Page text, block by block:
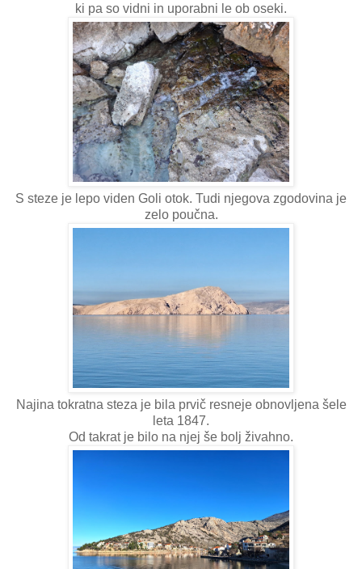
ki pa so vidni in uporabni le ob oseki.
S steze je lepo viden Goli otok. Tudi njegova zgodovina je
zelo poučna.
Najina tokratna steza je bila prvič resneje obnovljena šele
leta 1847.
Od takrat je bilo na njej še bolj živahno.